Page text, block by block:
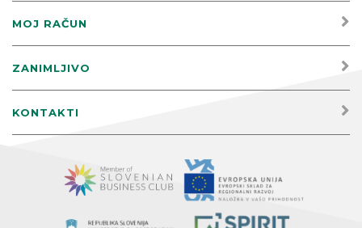
MOJ RAČUN
ZANIMLJIVO
KONTAKTI